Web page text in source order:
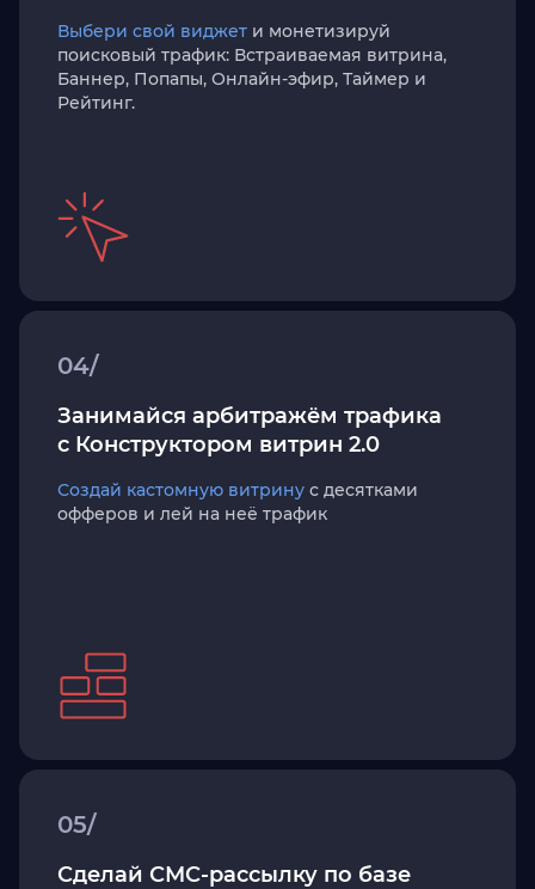
Выбери свой виджет и монетизируй
поисковый трафик: Встраиваемая витрина,
Баннер, Попапы, Онлайн-эфир, Таймер и
Рейтинг.
04/
Занимайся арбитражём трафика
с Конструктором витрин 2.0
Создай кастомную витрину с десятками
офферов и лей на неё трафик
05/
Сделай СМС-рассылку по базе